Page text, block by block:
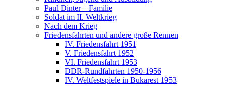
Paul Dinter – Familie
Soldat im II. Weltkrieg
Nach dem Krieg
Friedensfahrten und andere große Rennen
IV. Friedensfahrt 1951
V. Friedensfahrt 1952
VI. Friedensfahrt 1953
DDR-Rundfahrten 1950-1956
IV. Weltfestspiele in Bukarest 1953